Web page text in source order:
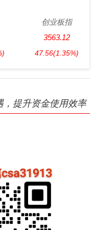
创业板指
3563.12
47.56(1.35%)
，提升资金使用效率